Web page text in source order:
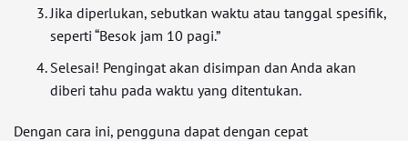
Jika diperlukan, sebutkan waktu atau tanggal spesifik,
seperti “Besok jam 10 pagi.”
Selesai! Pengingat akan disimpan dan Anda akan
diberi tahu pada waktu yang ditentukan.
Dengan cara ini, pengguna dapat dengan cepat